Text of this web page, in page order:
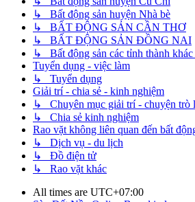
↳ Bất động sản huyện Nhà bè
↳ BẤT ĐỘNG SẢN CẦN THƠ
↳ BẤT ĐỘNG SẢN ĐỒNG NAI
↳ Bất động sản các tỉnh thành
Tuyển dụng - việc làm
↳ Tuyển dụng
Giải trí - chia sẻ - kinh nghiệm
↳ Chuyên mục giải trí - chuyện trò
↳ Chia sẻ kinh nghiệm
Rao vặt không liên quan đến bất
↳ Dịch vụ - du lịch
↳ Đồ điện tử
↳ Rao vặt khác
All times are UTC+07:00